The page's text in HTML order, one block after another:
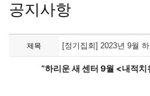
공지사항
제목 [정기집회] 2023년 9월
“하리운 새 센터 9월 <내적